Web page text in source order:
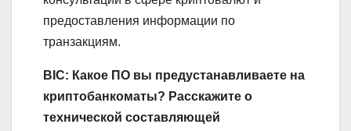
предоставления информации по
транзакциям.
BIC: Какое ПО вы предустанавливаете на
криптобанкоматы? Расскажите о
технической составляющей